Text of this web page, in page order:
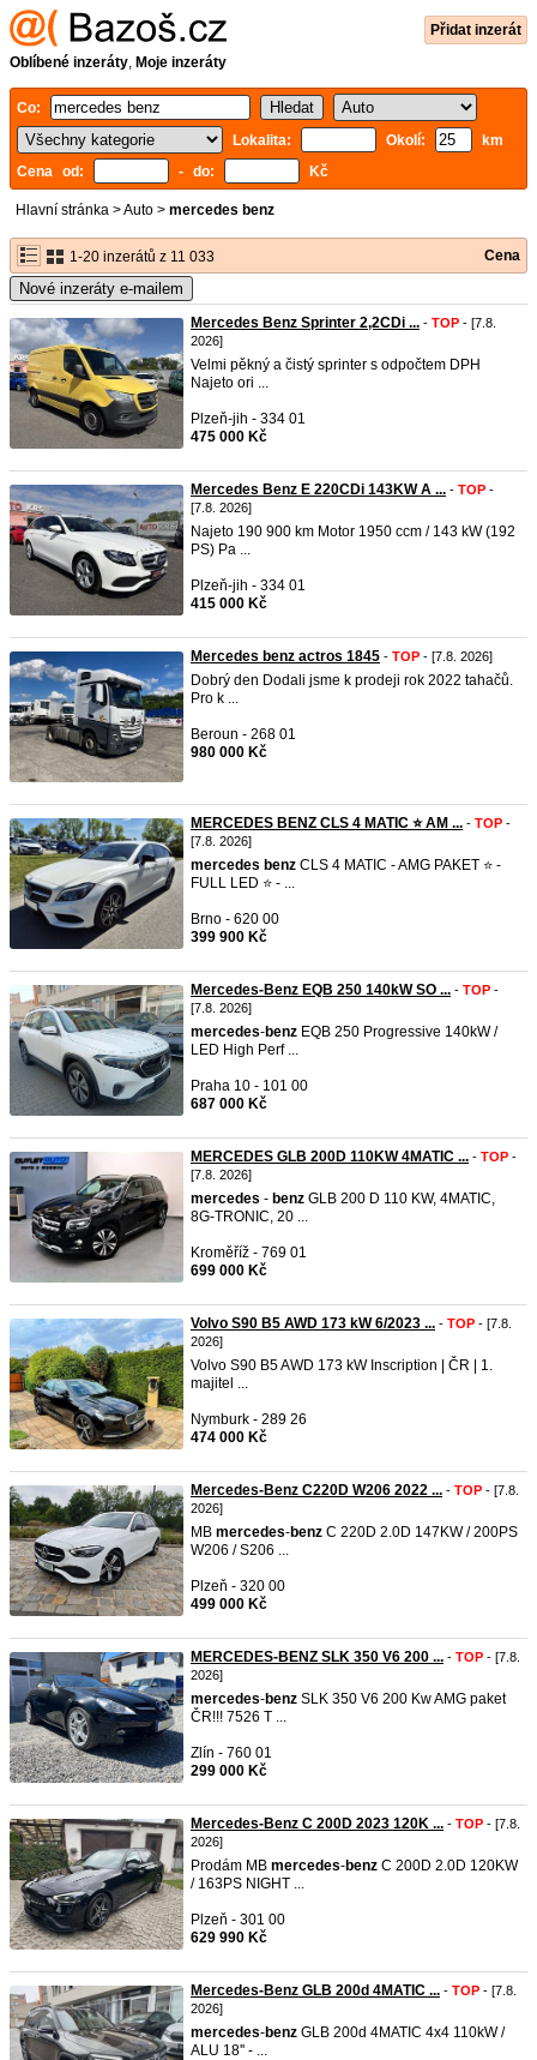
Přidat inzerát
Oblíbené inzeráty, Moje inzeráty
Co:
Lokalita:
Okolí:
km
Cena od:
- do: Kč
Hlavní stránka >Auto > mercedes benz
1-20 inzerátů z 11 033 Cena
Nové inzeráty e-mailem
Mercedes Benz Sprinter 2,2CDi ... - TOP - [7.8.
2026]
Velmi pěkný a čistý sprinter s odpočtem DPH
Najeto ori ...
Plzeň-jih - 334 01
475 000 Kč
Mercedes Benz E 220CDi 143KW A ... - TOP -
[7.8. 2026]
Najeto 190 900 km Motor 1950 ccm / 143 kW (192
PS) Pa ...
Plzeň-jih - 334 01
415 000 Kč
Mercedes benz actros 1845 - TOP - [7.8. 2026]
Dobrý den Dodali jsme k prodeji rok 2022 tahačů.
Pro k ...
Beroun - 268 01
980 000 Kč
MERCEDES BENZ CLS 4 MATIC ⭐ AM ... - TOP -
[7.8. 2026]
mercedes benz CLS 4 MATIC - AMG PAKET ⭐ -
FULL LED ⭐ - ...
Brno - 620 00
399 900 Kč
Mercedes-Benz EQB 250 140kW SO ... - TOP -
[7.8. 2026]
mercedes-benz EQB 250 Progressive 140kW /
LED High Perf ...
Praha 10 - 101 00
687 000 Kč
MERCEDES GLB 200D 110KW 4MATIC ... - TOP -
[7.8. 2026]
mercedes - benz GLB 200 D 110 KW, 4MATIC,
8G-TRONIC, 20 ...
Kroměříž - 769 01
699 000 Kč
Volvo S90 B5 AWD 173 kW 6/2023 ... - TOP - [7.8.
2026]
Volvo S90 B5 AWD 173 kW Inscription | ČR | 1.
majitel ...
Nymburk - 289 26
474 000 Kč
Mercedes-Benz C220D W206 2022 ... - TOP - [7.8.
2026]
MB mercedes-benz C 220D 2.0D 147KW / 200PS
W206 / S206 ...
Plzeň - 320 00
499 000 Kč
MERCEDES-BENZ SLK 350 V6 200 ... - TOP - [7.8.
2026]
mercedes-benz SLK 350 V6 200 Kw AMG paket
ČR!!! 7526 T ...
Zlín - 760 01
299 000 Kč
Mercedes-Benz C 200D 2023 120K ... - TOP - [7.8.
2026]
Prodám MB mercedes-benz C 200D 2.0D 120KW
/ 163PS NIGHT ...
Plzeň - 301 00
629 990 Kč
Mercedes-Benz GLB 200d 4MATIC ... - TOP - [7.8.
2026]
mercedes-benz GLB 200d 4MATIC 4x4 110kW /
ALU 18'' - ...